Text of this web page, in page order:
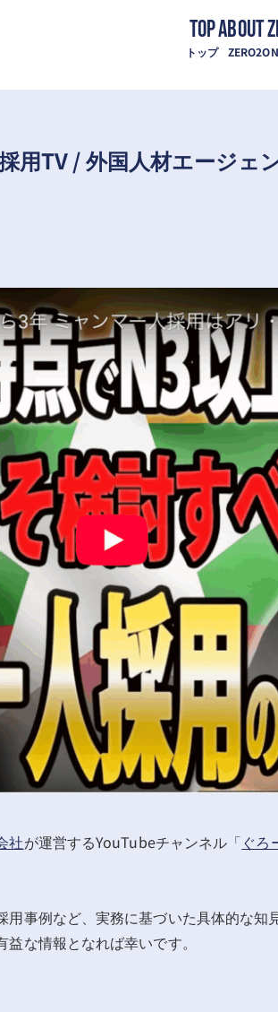
TOP
トップ
ABOUT
用TV / 外国人材エージェ
社が運営するYouTubeチャンネル「ぐろ
事例など、実務に基づいた具体的な知
な情報となれば幸いです。